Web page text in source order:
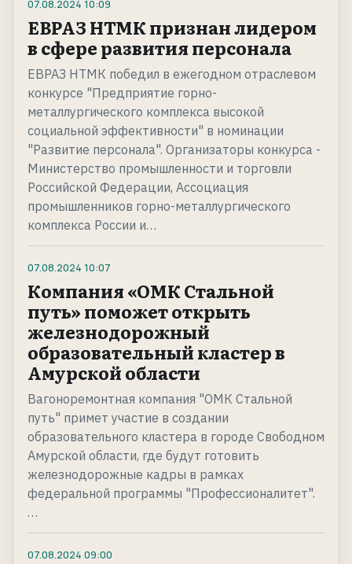
07.08.2024 10:09
ЕВРАЗ НТМК признан лидером
в сфере развития персонала
ЕВРАЗ НТМК победил в ежегодном отраслевом
конкурсе "Предприятие горно-
металлургического комплекса высокой
социальной эффективности" в номинации
"Развитие персонала". Организаторы конкурса -
Министерство промышленности и торговли
Российской Федерации, Ассоциация
промышленников горно-металлургического
комплекса России и…
07.08.2024 10:07
Компания «ОМК Стальной
путь» поможет открыть
железнодорожный
образовательный кластер в
Амурской области
Вагоноремонтная компания "ОМК Стальной
путь" примет участие в создании
образовательного кластера в городе Свободном
Амурской области, где будут готовить
железнодорожные кадры в рамках
федеральной программы "Профессионалитет".
…
07.08.2024 09:00